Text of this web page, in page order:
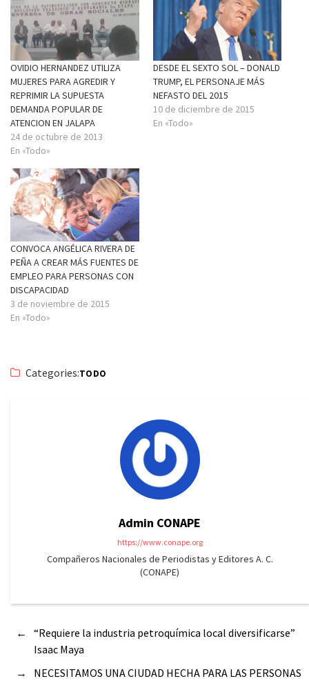
OVIDIO HERNANDEZ UTILIZA
MUJERES PARA AGREDIR Y
REPRIMIR LA SUPUESTA
DEMANDA POPULAR DE
ATENCION EN JALAPA
24 de octubre de 2013
En «Todo»
DESDE EL SEXTO SOL – DONALD
TRUMP, EL PERSONAJE MÁS
NEFASTO DEL 2015
10 de diciembre de 2015
En «Todo»
CONVOCA ANGÉLICA RIVERA DE
PEÑA A CREAR MÁS FUENTES DE
EMPLEO PARA PERSONAS CON
DISCAPACIDAD
3 de noviembre de 2015
En «Todo»
Categories:TODO
Admin CONAPE
https://www.conape.org
Compañeros Nacionales de Periodistas y Editores A. C.
(CONAPE)
←
“Requiere la industria petroquímica local diversificarse”
Isaac Maya
→
NECESITAMOS UNA CIUDAD HECHA PARA LAS PERSONAS